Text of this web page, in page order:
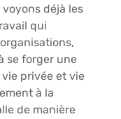
déjà les
qui
se forger une
privée et vie
à la
de manière